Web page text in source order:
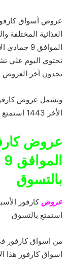
عروض أسواق
تحتوي اليوم علي
تجدون أخر العروض
الأخر 1443 استمتع بالتسوق على السلع والمنتجات التالية :
بالتسوق
عروض
استمتع بالتسوق
من اسواق كارفور
اسواق كارفور هذا